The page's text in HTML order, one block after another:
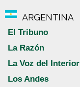
ARGENTINA
El Tribuno
La Razón
La Voz del Interior
Los Andes